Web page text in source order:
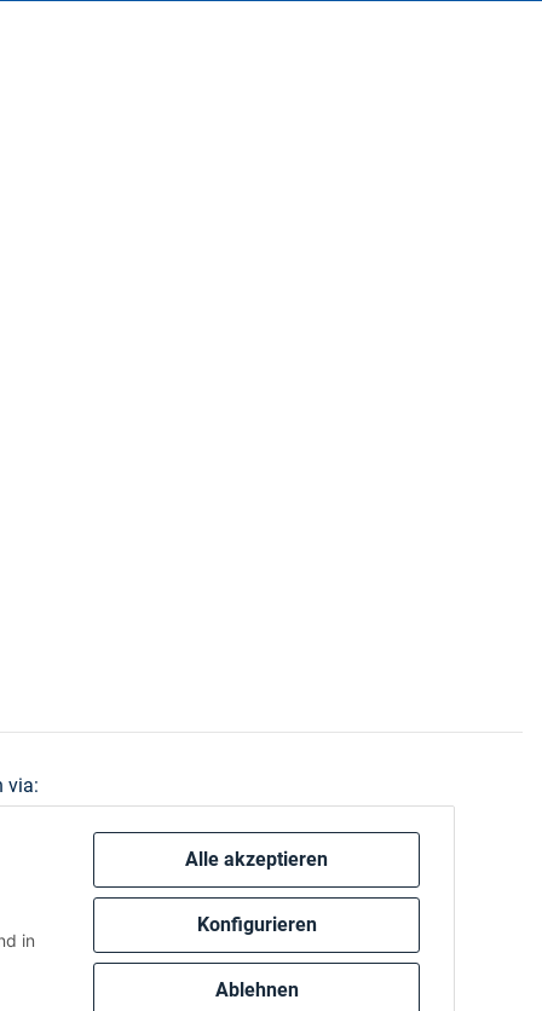
Alle akzeptieren
Konfigurieren
Ablehnen
in
via: